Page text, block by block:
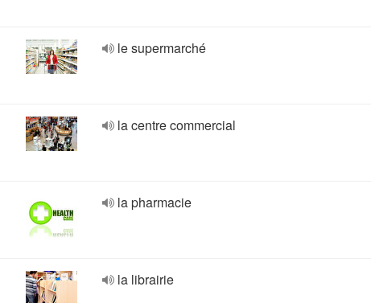
le supermarché
la centre commercial
la pharmacie
la librairie